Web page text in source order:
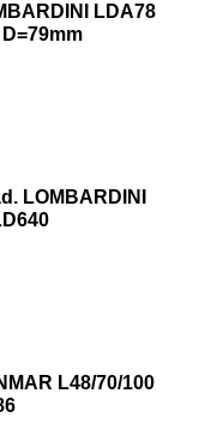
LDA78
LOMBARDINI
L48/70/100